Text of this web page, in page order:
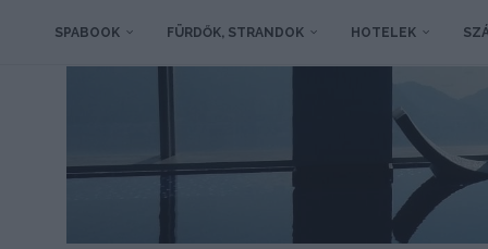
SPABOOK FÜRDŐK, STRANDOK HOTELEK